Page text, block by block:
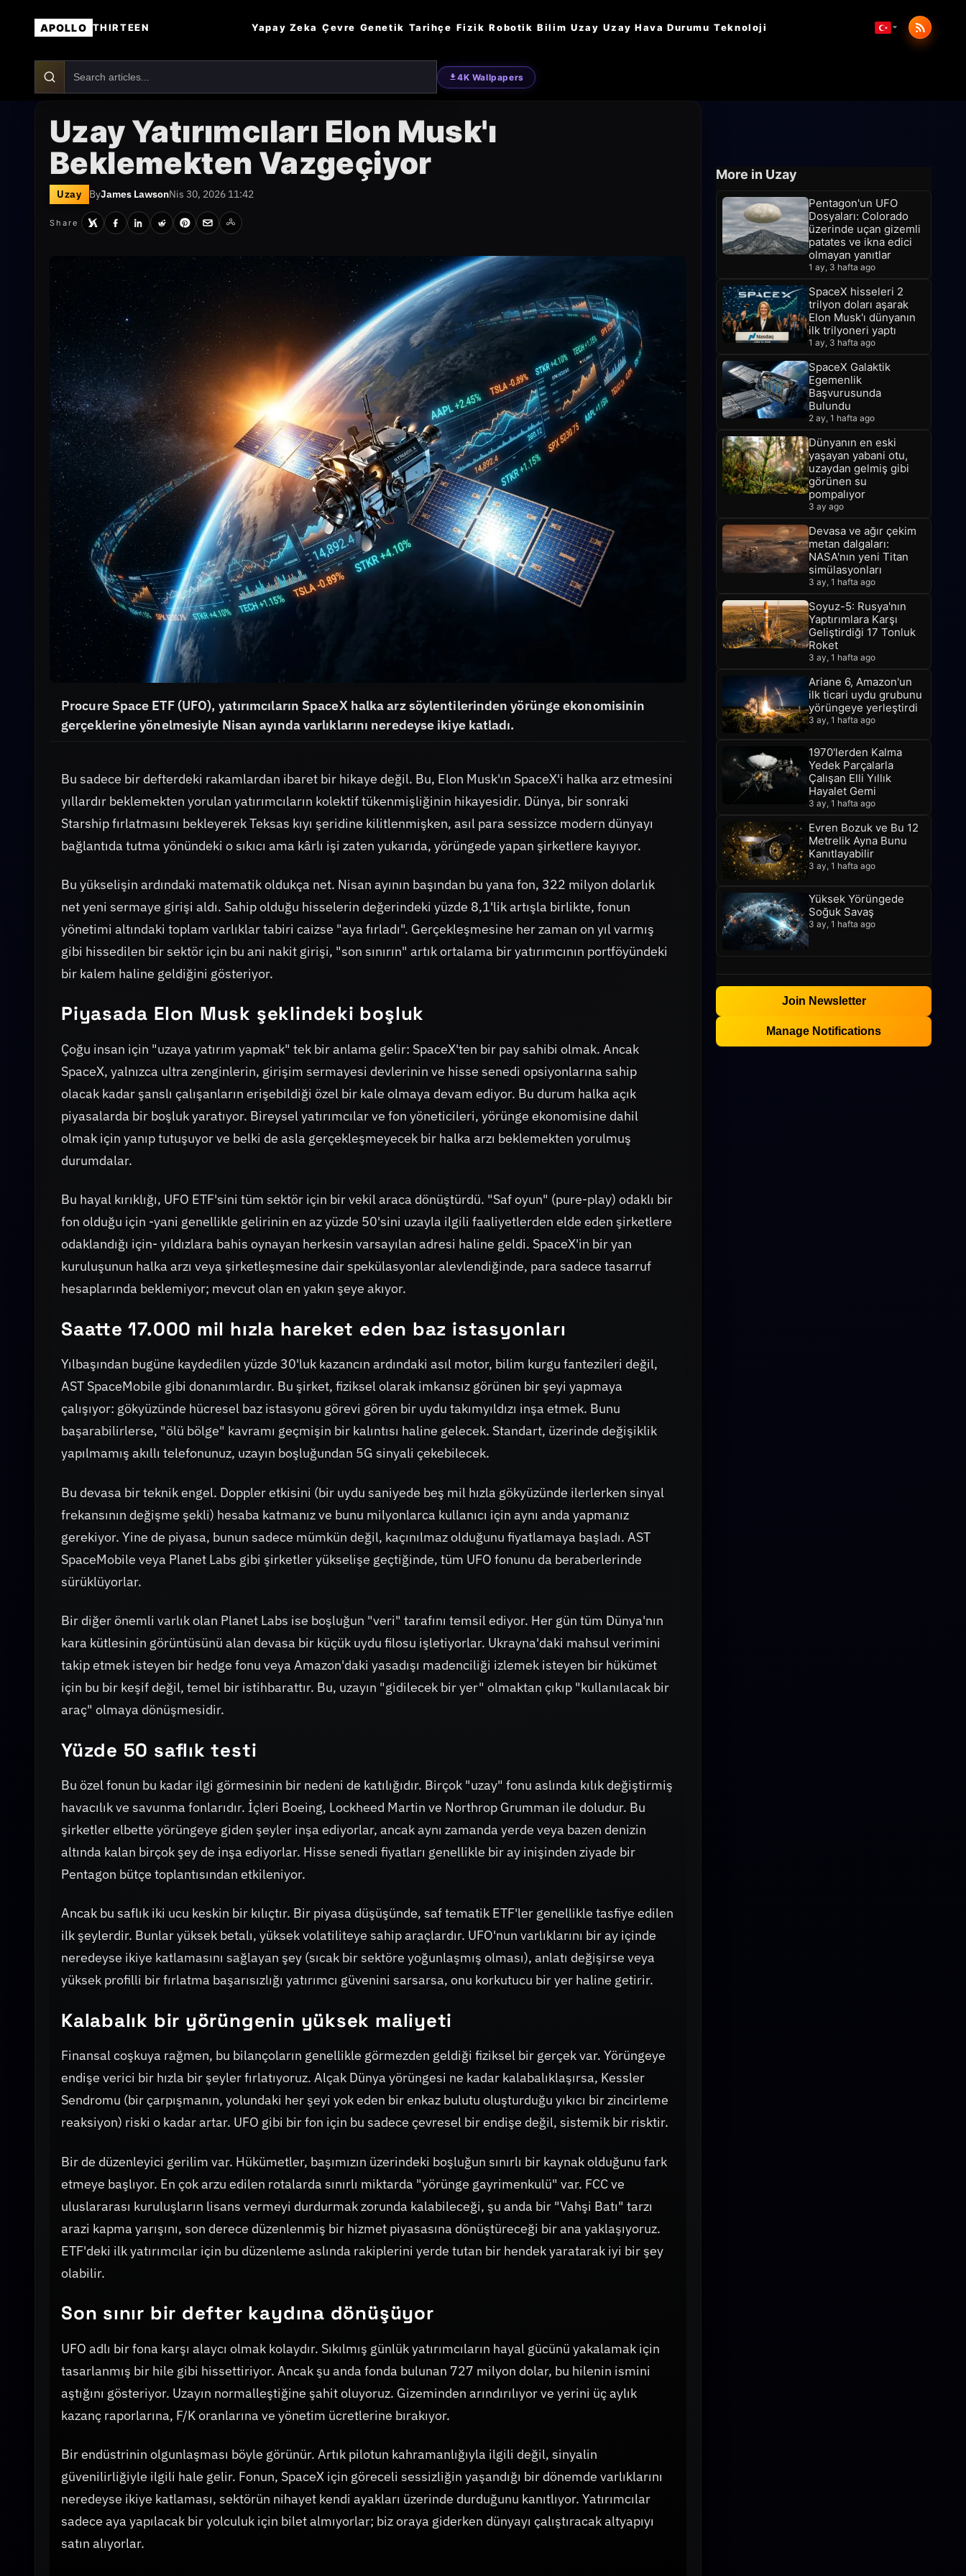
APOLLO THIRTEEN Yapay Zeka Çevre Genetik Tarihçe Fizik Robotik Bilim Uzay Uzay Hava Durumu Teknoloji
4K Wallpapers
Uzay Yatırımcıları Elon Musk'ı
Beklemekten Vazgeçiyor
Uzay ByJames LawsonNis 30, 2026 11:42
Share
Procure Space ETF (UFO), yatırımcıların SpaceX halka arz söylentilerinden yörünge ekonomisinin
gerçeklerine yönelmesiyle Nisan ayında varlıklarını neredeyse ikiye katladı.
Bu sadece bir defterdeki rakamlardan ibaret bir hikaye değil. Bu, Elon Musk'ın SpaceX'i halka arz etmesini
yıllardır beklemekten yorulan yatırımcıların kolektif tükenmişliğinin hikayesidir. Dünya, bir sonraki
Starship fırlatmasını bekleyerek Teksas kıyı şeridine kilitlenmişken, asıl para sessizce modern dünyayı
bağlantıda tutma yönündeki o sıkıcı ama kârlı işi zaten yukarıda, yörüngede yapan şirketlere kayıyor.
Bu yükselişin ardındaki matematik oldukça net. Nisan ayının başından bu yana fon, 322 milyon dolarlık
net yeni sermaye girişi aldı. Sahip olduğu hisselerin değerindeki yüzde 8,1'lik artışla birlikte, fonun
yönetimi altındaki toplam varlıklar tabiri caizse "aya fırladı". Gerçekleşmesine her zaman on yıl varmış
gibi hissedilen bir sektör için bu ani nakit girişi, "son sınırın" artık ortalama bir yatırımcının portföyündeki
bir kalem haline geldiğini gösteriyor.
Piyasada Elon Musk şeklindeki boşluk
Çoğu insan için "uzaya yatırım yapmak" tek bir anlama gelir: SpaceX'ten bir pay sahibi olmak. Ancak
SpaceX, yalnızca ultra zenginlerin, girişim sermayesi devlerinin ve hisse senedi opsiyonlarına sahip
olacak kadar şanslı çalışanların erişebildiği özel bir kale olmaya devam ediyor. Bu durum halka açık
piyasalarda bir boşluk yaratıyor. Bireysel yatırımcılar ve fon yöneticileri, yörünge ekonomisine dahil
olmak için yanıp tutuşuyor ve belki de asla gerçekleşmeyecek bir halka arzı beklemekten yorulmuş
durumdalar.
Bu hayal kırıklığı, UFO ETF'sini tüm sektör için bir vekil araca dönüştürdü. "Saf oyun" (pure-play) odaklı bir
fon olduğu için -yani genellikle gelirinin en az yüzde 50'sini uzayla ilgili faaliyetlerden elde eden şirketlere
odaklandığı için- yıldızlara bahis oynayan herkesin varsayılan adresi haline geldi. SpaceX'in bir yan
kuruluşunun halka arzı veya şirketleşmesine dair spekülasyonlar alevlendiğinde, para sadece tasarruf
hesaplarında beklemiyor; mevcut olan en yakın şeye akıyor.
Saatte 17.000 mil hızla hareket eden baz istasyonları
Yılbaşından bugüne kaydedilen yüzde 30'luk kazancın ardındaki asıl motor, bilim kurgu fantezileri değil,
AST SpaceMobile gibi donanımlardır. Bu şirket, fiziksel olarak imkansız görünen bir şeyi yapmaya
çalışıyor: gökyüzünde hücresel baz istasyonu görevi gören bir uydu takımyıldızı inşa etmek. Bunu
başarabilirlerse, "ölü bölge" kavramı geçmişin bir kalıntısı haline gelecek. Standart, üzerinde değişiklik
yapılmamış akıllı telefonunuz, uzayın boşluğundan 5G sinyali çekebilecek.
Bu devasa bir teknik engel. Doppler etkisini (bir uydu saniyede beş mil hızla gökyüzünde ilerlerken sinyal
frekansının değişme şekli) hesaba katmanız ve bunu milyonlarca kullanıcı için aynı anda yapmanız
gerekiyor. Yine de piyasa, bunun sadece mümkün değil, kaçınılmaz olduğunu fiyatlamaya başladı. AST
SpaceMobile veya Planet Labs gibi şirketler yükselişe geçtiğinde, tüm UFO fonunu da beraberlerinde
sürüklüyorlar.
Bir diğer önemli varlık olan Planet Labs ise boşluğun "veri" tarafını temsil ediyor. Her gün tüm Dünya'nın
kara kütlesinin görüntüsünü alan devasa bir küçük uydu filosu işletiyorlar. Ukrayna'daki mahsul verimini
takip etmek isteyen bir hedge fonu veya Amazon'daki yasadışı madenciliği izlemek isteyen bir hükümet
için bu bir keşif değil, temel bir istihbarattır. Bu, uzayın "gidilecek bir yer" olmaktan çıkıp "kullanılacak bir
araç" olmaya dönüşmesidir.
Yüzde 50 saflık testi
Bu özel fonun bu kadar ilgi görmesinin bir nedeni de katılığıdır. Birçok "uzay" fonu aslında kılık değiştirmiş
havacılık ve savunma fonlarıdır. İçleri Boeing, Lockheed Martin ve Northrop Grumman ile doludur. Bu
şirketler elbette yörüngeye giden şeyler inşa ediyorlar, ancak aynı zamanda yerde veya bazen denizin
altında kalan birçok şey de inşa ediyorlar. Hisse senedi fiyatları genellikle bir ay inişinden ziyade bir
Pentagon bütçe toplantısından etkileniyor.
Ancak bu saflık iki ucu keskin bir kılıçtır. Bir piyasa düşüşünde, saf tematik ETF'ler genellikle tasfiye edilen
ilk şeylerdir. Bunlar yüksek betalı, yüksek volatiliteye sahip araçlardır. UFO'nun varlıklarını bir ay içinde
neredeyse ikiye katlamasını sağlayan şey (sıcak bir sektöre yoğunlaşmış olması), anlatı değişirse veya
yüksek profilli bir fırlatma başarısızlığı yatırımcı güvenini sarsarsa, onu korkutucu bir yer haline getirir.
Kalabalık bir yörüngenin yüksek maliyeti
Finansal coşkuya rağmen, bu bilançoların genellikle görmezden geldiği fiziksel bir gerçek var. Yörüngeye
endişe verici bir hızla bir şeyler fırlatıyoruz. Alçak Dünya yörüngesi ne kadar kalabalıklaşırsa, Kessler
Sendromu (bir çarpışmanın, yolundaki her şeyi yok eden bir enkaz bulutu oluşturduğu yıkıcı bir zincirleme
reaksiyon) riski o kadar artar. UFO gibi bir fon için bu sadece çevresel bir endişe değil, sistemik bir risktir.
Bir de düzenleyici gerilim var. Hükümetler, başımızın üzerindeki boşluğun sınırlı bir kaynak olduğunu fark
etmeye başlıyor. En çok arzu edilen rotalarda sınırlı miktarda "yörünge gayrimenkulü" var. FCC ve
uluslararası kuruluşların lisans vermeyi durdurmak zorunda kalabileceği, şu anda bir "Vahşi Batı" tarzı
arazi kapma yarışını, son derece düzenlenmiş bir hizmet piyasasına dönüştüreceği bir ana yaklaşıyoruz.
ETF'deki ilk yatırımcılar için bu düzenleme aslında rakiplerini yerde tutan bir hendek yaratarak iyi bir şey
olabilir.
Son sınır bir defter kaydına dönüşüyor
UFO adlı bir fona karşı alaycı olmak kolaydır. Sıkılmış günlük yatırımcıların hayal gücünü yakalamak için
tasarlanmış bir hile gibi hissettiriyor. Ancak şu anda fonda bulunan 727 milyon dolar, bu hilenin ismini
aştığını gösteriyor. Uzayın normalleştiğine şahit oluyoruz. Gizeminden arındırılıyor ve yerini üç aylık
kazanç raporlarına, F/K oranlarına ve yönetim ücretlerine bırakıyor.
Bir endüstrinin olgunlaşması böyle görünür. Artık pilotun kahramanlığıyla ilgili değil, sinyalin
güvenilirliğiyle ilgili hale gelir. Fonun, SpaceX için göreceli sessizliğin yaşandığı bir dönemde varlıklarını
neredeyse ikiye katlaması, sektörün nihayet kendi ayakları üzerinde durduğunu kanıtlıyor. Yatırımcılar
sadece aya yapılacak bir yolculuk için bilet almıyorlar; biz oraya giderken dünyayı çalıştıracak altyapıyı
satın alıyorlar.
More in Uzay
Pentagon'un UFO
Dosyaları: Colorado
üzerinde uçan gizemli
patates ve ikna edici
olmayan yanıtlar
1 ay, 3 hafta ago
SpaceX hisseleri 2
trilyon doları aşarak
Elon Musk'ı dünyanın
ilk trilyoneri yaptı
1 ay, 3 hafta ago
SpaceX Galaktik
Egemenlik
Başvurusunda
Bulundu
2 ay, 1 hafta ago
Dünyanın en eski
yaşayan yabani otu,
uzaydan gelmiş gibi
görünen su
pompalıyor
3 ay ago
Devasa ve ağır çekim
metan dalgaları:
NASA'nın yeni Titan
simülasyonları
3 ay, 1 hafta ago
Soyuz-5: Rusya'nın
Yaptırımlara Karşı
Geliştirdiği 17 Tonluk
Roket
3 ay, 1 hafta ago
Ariane 6, Amazon'un
ilk ticari uydu grubunu
yörüngeye yerleştirdi
3 ay, 1 hafta ago
1970'lerden Kalma
Yedek Parçalarla
Çalışan Elli Yıllık
Hayalet Gemi
3 ay, 1 hafta ago
Evren Bozuk ve Bu 12
Metrelik Ayna Bunu
Kanıtlayabilir
3 ay, 1 hafta ago
Yüksek Yörüngede
Soğuk Savaş
3 ay, 1 hafta ago
Join Newsletter
Manage Notifications